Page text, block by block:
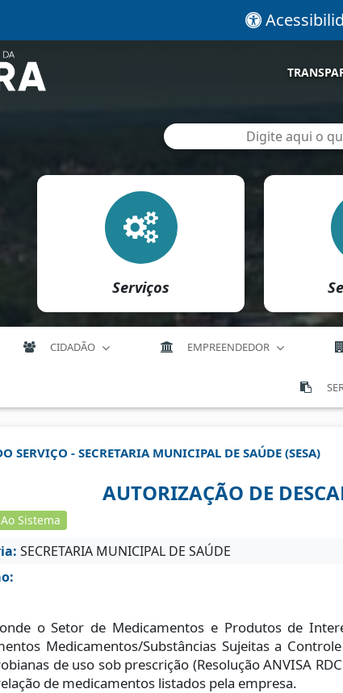
Serviços
CIDADÃO EMPREENDEDOR
SERVIÇO - SECRETARIA MUNICIPAL DE SAÚDE (SESA)
AUTORIZAÇÃO DE
Sistema
SECRETARIA MUNICIPAL DE SAÚDE
o Setor de Medicamentos e Produtos de
Medicamentos/Substâncias Sujeitas a
de uso sob prescrição (Resolução ANVISA
de medicamentos listados pela empresa.